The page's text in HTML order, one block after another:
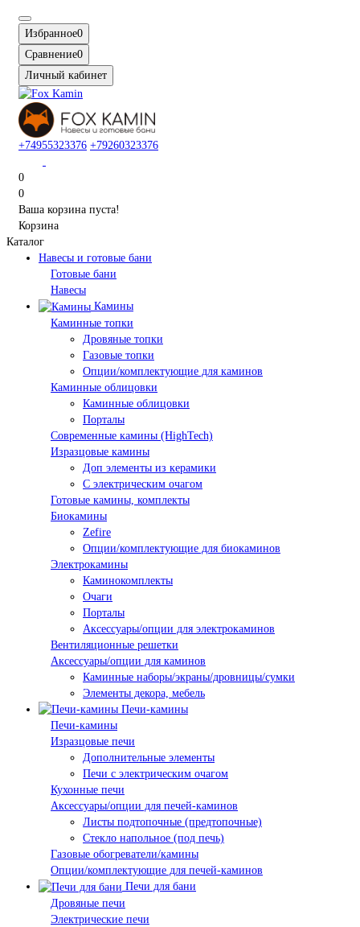
Избранное0
Сравнение0
Личный кабинет
+74955323376 +79260323376
0
0
Ваша корзина пуста!
Корзина
Каталог
Навесы и готовые бани
Готовые бани
Навесы
Камины
Каминные топки
Дровяные топки
Газовые топки
Опции/комплектующие для каминов
Каминные облицовки
Каминные облицовки
Порталы
Современные камины (HighTech)
Изразцовые камины
Доп элементы из керамики
С электрическим очагом
Готовые камины, комплекты
Биокамины
Zefire
Опции/комплектующие для биокаминов
Электрокамины
Каминокомплекты
Очаги
Порталы
Аксессуары/опции для электрокаминов
Вентиляционные решетки
Аксессуары/опции для каминов
Каминные наборы/экраны/дровницы/сумки
Элементы декора, мебель
Печи-камины
Печи-камины
Изразцовые печи
Дополнительные элементы
Печи с электрическим очагом
Кухонные печи
Аксессуары/опции для печей-каминов
Листы подтопочные (предтопочные)
Стекло напольное (под печь)
Газовые обогреватели/камины
Опции/комплектующие для печей-каминов
Печи для бани
Дровяные печи
Электрические печи